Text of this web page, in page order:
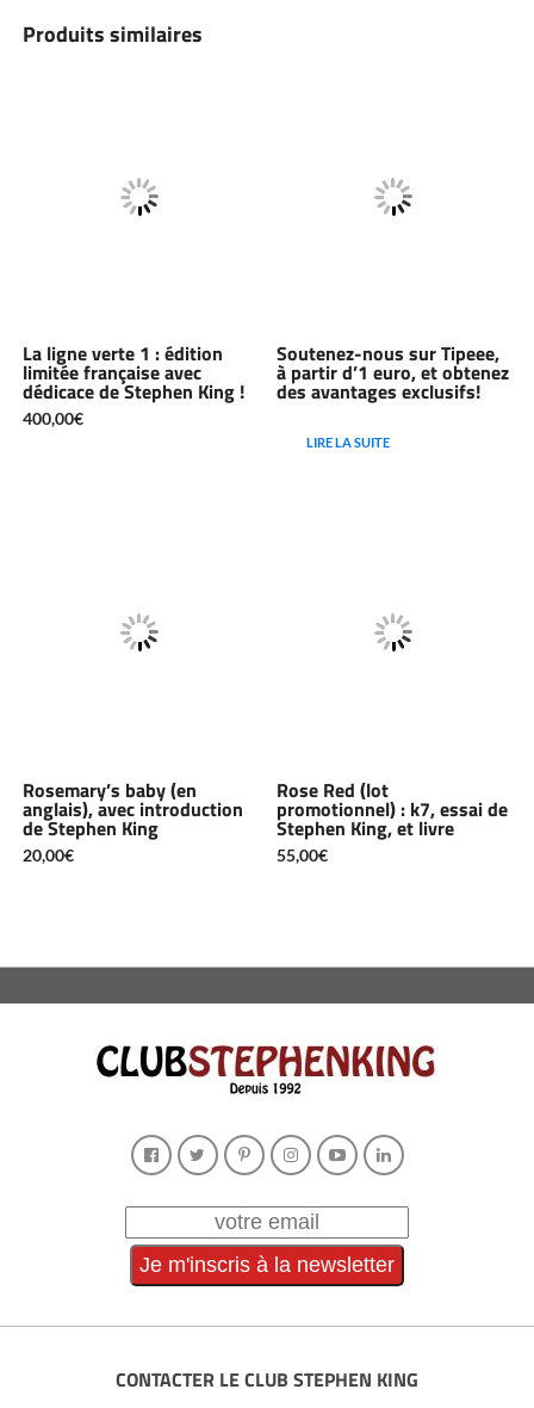
Produits similaires
La ligne verte 1 : édition
limitée française avec
dédicace de Stephen King !
400,00€
Soutenez-nous sur Tipeee,
à partir d’1 euro, et obtenez
des avantages exclusifs!
LIRE LA SUITE
Rosemary’s baby (en
anglais), avec introduction
de Stephen King
20,00€
Rose Red (lot
promotionnel) : k7, essai de
Stephen King, et livre
55,00€
CONTACTER LE CLUB STEPHEN KING